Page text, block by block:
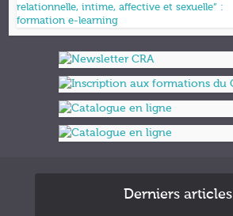
relationnelle, intime, affective et sexuelle” :
formation e-learning
Derniers articles